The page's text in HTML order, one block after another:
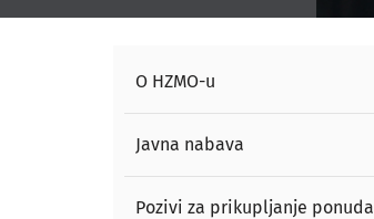
O HZMO-u
Javna nabava
Pozivi za prikupljanje ponuda